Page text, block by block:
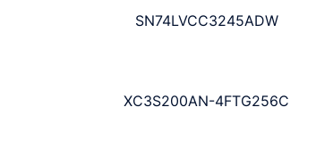
SN74LVCC3245ADW
XC3S200AN-4FTG256C